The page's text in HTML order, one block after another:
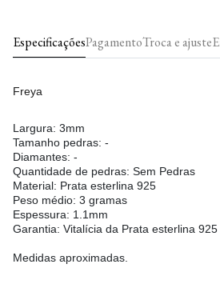
EspecificaçõesPagamentoTroca e ajuste
Freya
Largura: 3mm
Tamanho pedras: -
Diamantes: -
Quantidade de pedras: Sem Pedras
Material: Prata esterlina 925
Peso médio: 3 gramas
Espessura: 1.1mm
Garantia: Vitalícia da Prata esterlina 925
Medidas aproximadas.